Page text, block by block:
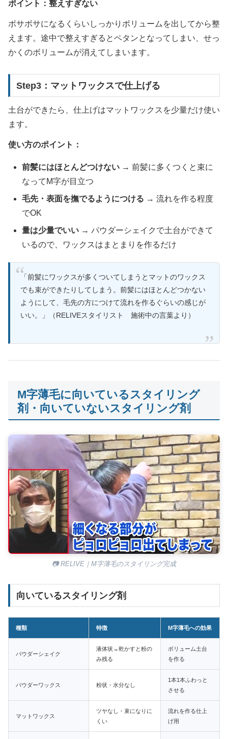
ポイント：整えすぎない
ボサボサになるくらいしっかりボリュームを出してから整
えます。途中で整えすぎるとペタンとなってしまい、せっ
かくのボリュームが消えてしまいます。
Step3：マットワックスで仕上げる
土台ができたら、仕上げはマットワックスを少量だけ使い
ます。
使い方のポイント：
前髪にはほとんどつけない → 前髪に多くつくと束に
なってM字が目立つ
毛先・表面を撫でるようにつける → 流れを作る程度
でOK
量は少量でいい → パウダーシェイクで土台ができて
いるので、ワックスはまとまりを作るだけ
「前髪にワックスが多くついてしまうとマットのワックス
でも束ができたりしてしまう。前髪にはほとんどつかない
ようにして、毛先の方につけて流れを作るぐらいの感じが
いい。」（RELIVEスタイリスト 施術中の言葉より）
M字薄毛に向いているスタイリング
剤・向いていないスタイリング剤
📷 RELIVE｜M字薄毛のスタイリング完成
向いているスタイリング剤
種類 特徴 M字薄毛への効果
パウダーシェイク
液体状→乾かすと粉の
み残る
ボリューム土台
を作る
パウダーワックス 粉状・水分なし
1本1本ふわっと
させる
マットワックス
ツヤなし・束になりに
くい
流れを作る仕上
げ用